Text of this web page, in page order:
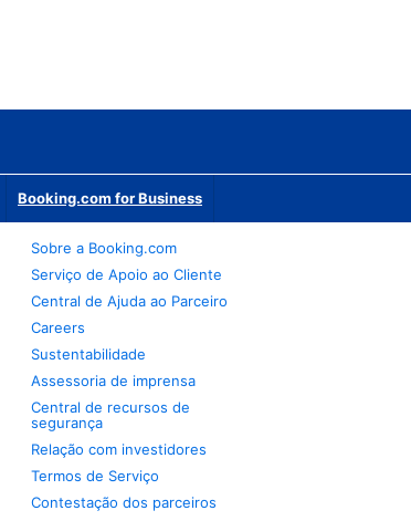
Booking.com for Business
Sobre a Booking.com
Serviço de Apoio ao Cliente
Central de Ajuda ao Parceiro
Careers
Sustentabilidade
Assessoria de imprensa
Central de recursos de
segurança
Relação com investidores
Termos de Serviço
Contestação dos parceiros